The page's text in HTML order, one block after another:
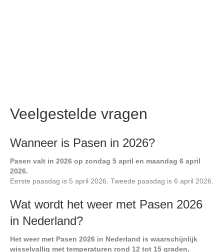
Veelgestelde vragen
Wanneer is Pasen in 2026?
Pasen valt in 2026 op zondag 5 april en maandag 6 april
2026.
Eerste paasdag is 5 april 2026. Tweede paasdag is 6 april 2026.
Wat wordt het weer met Pasen 2026
in Nederland?
Het weer met Pasen 2026 in Nederland is waarschijnlijk
wisselvallig met temperaturen rond 12 tot 15 graden.